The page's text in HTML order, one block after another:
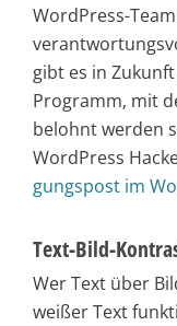
WordPress-
gibt es in
Programm, mit
belohnt werden
WordPress
gungspost im
Text-Bild-
Wer Text über
weißer Text